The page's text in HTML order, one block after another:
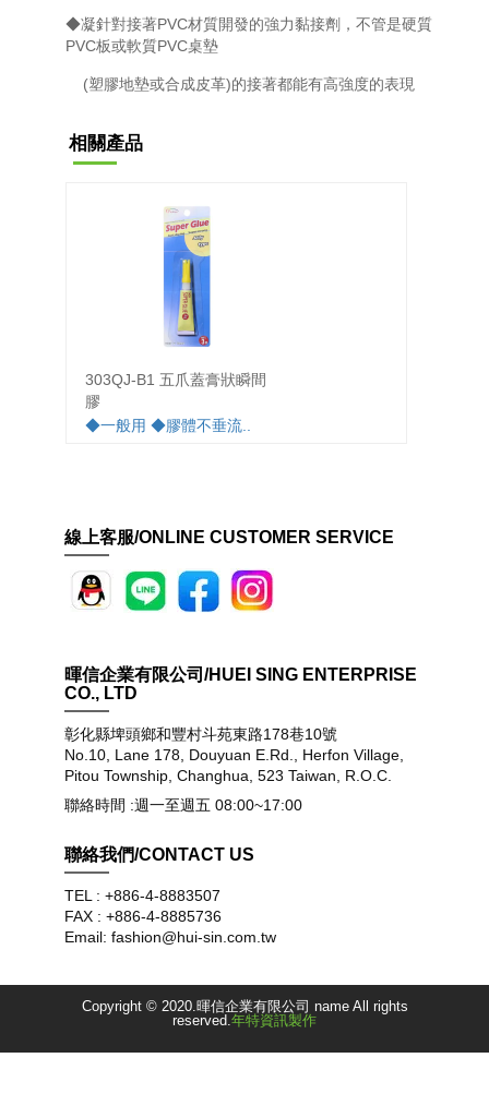
◆凝針對接著PVC材質開發的強力黏接劑，不管是硬質
PVC板或軟質PVC桌墊
(塑膠地墊或合成皮革)的接著都能有高強度的表現
相關產品
303QJ-B1 五爪蓋膏狀瞬間
膠
◆一般用 ◆膠體不垂流..
線上客服/ONLINE CUSTOMER SERVICE
暉信企業有限公司/HUEI SING ENTERPRISE
CO., LTD
彰化縣埤頭鄉和豐村斗苑東路178巷10號
No.10, Lane 178, Douyuan E.Rd., Herfon Village,
Pitou Township, Changhua, 523 Taiwan, R.O.C.
聯絡時間 :週一至週五 08:00~17:00
聯絡我們/CONTACT US
TEL : +886-4-8883507
FAX : +886-4-8885736
Email: fashion@hui-sin.com.tw
Copyright © 2020.暉信企業有限公司 name All rights
reserved. 年特資訊製作